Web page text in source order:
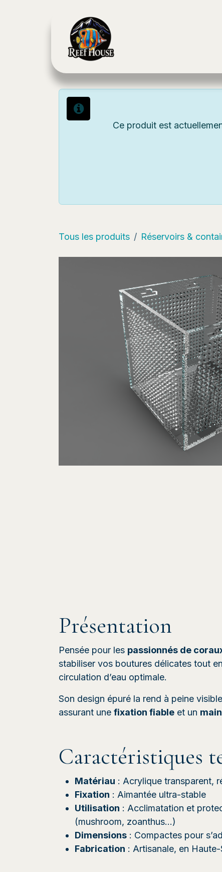
Ce produit est
Tous les produits Réservoirs &
Présentation
Pensée pour les passionnés de
stabiliser vos boutures délicates tout
circulation d’eau optimale.
Son design épuré la rend à peine
assurant une fixation fiable et un
Caractéristiques
Matériau : Acrylique transparent,
Fixation : Aimantée ultra-stable
Utilisation : Acclimatation et
(mushroom, zoanthus…)
Dimensions : Compactes pour
Fabrication : Artisanale, en